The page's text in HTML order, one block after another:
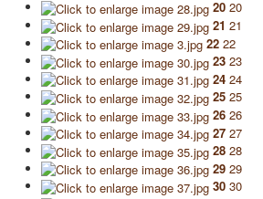
20 20
21 21
22 22
23 23
24 24
25 25
26 26
27 27
28 28
29 29
30 30